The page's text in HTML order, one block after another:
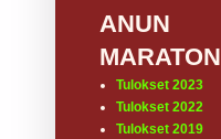
ANUN
MARATON
Tulokset 2023
Tulokset 2022
Tulokset 2019